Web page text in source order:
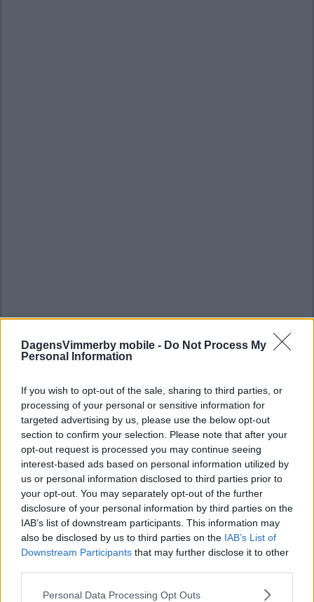
DagensVimmerby mobile - Do Not Process My
Personal Information
If you wish to opt-out of the sale, sharing to third parties, or
processing of your personal or sensitive information for
targeted advertising by us, please use the below opt-out
section to confirm your selection. Please note that after your
opt-out request is processed you may continue seeing
interest-based ads based on personal information utilized by
us or personal information disclosed to third parties prior to
your opt-out. You may separately opt-out of the further
disclosure of your personal information by third parties on the
IAB’s list of downstream participants. This information may
also be disclosed by us to third parties on the IAB’s List of
Downstream Participants that may further disclose it to other
Please note that this website/app uses one or more Google
Personal Data Processing Opt Outs